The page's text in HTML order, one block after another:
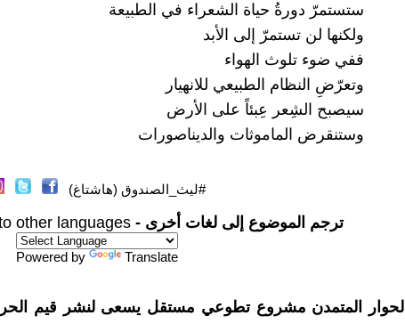
ستستمرّ دورةُ حياة الشعراء في الطبيعة
ولكنها لن تستمرّ إلى الأبد
ففي ضوء تلوث الهواء
وتعرّضِ النظام الطبيعي للانهيار
سيصبح الشِعر عِبئاً على الأرض
وستنقرض الماموثات والديناصورات
#ليث_الصندوق (هاشتاغ)
ترجم الموضوع إلى لغات أخرى - other languages
Powered by Translate
الحوار المتمدن مشروع تطوعي مستقل يسعى لنشر قيم الحرية،